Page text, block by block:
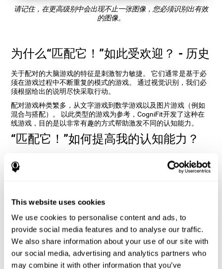
This website uses cookies
We use cookies to personalise content and ads, to
provide social media features and to analyse our traffic.
We also share information about your use of our site with
our social media, advertising and analytics partners who
may combine it with other information that you’ve
请记住，在更高级别中会出现不止一张图像，您必须识别出有效
的图像。
为什么“匹配它！”如此受欢迎？ - 历史
关于配对的大脑游戏的特征是刺激智力敏捷。 它们通常是基于必
须在游戏过程中不断重复的模式的游戏。 通过视觉识别，我们必
须根据给出的说明尽快采取行动。
配对游戏种类繁多，从文字游戏到数学游戏以及图片游戏（例如
混合与搭配）。 以此类型的游戏为参考，CogniFit开发了这种在
线游戏，目的是以非常有趣的方式帮助激发不同的认知能力。
“匹配它！”如何提高我的认知能力？
使用诸如CogniFit的匹配它！之类的游戏会刺激特定的神经激活模
式。 持续重复和训练这种模式可以帮助创建新的突触，并帮助神
可以帮助创建新的突触，重组神经回路并改善认知功能。
第一周 第二周 第三周